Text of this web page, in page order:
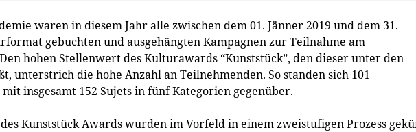
waren in diesem Jahr alle zwischen dem 01. Jänner 2019 und dem 31.
gebuchten und ausgehängten Kampagnen zur Teilnahme am
hohen Stellenwert des Kulturawards “Kunststück”, den dieser unter den
unterstrich die hohe Anzahl an Teilnehmenden. So standen sich 101
insgesamt 152 Sujets in fünf Kategorien gegenüber.
Kunststück Awards wurden im Vorfeld in einem zweistufigen Prozess